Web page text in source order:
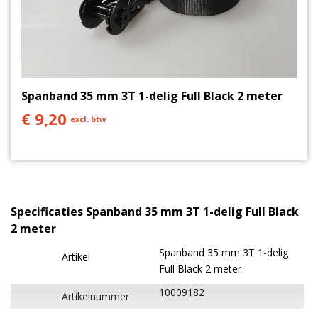
EN12195-2 normering. De spanbanden worden
gefabriceerd in Nederland. Daarnaast zijn de
spanbanden voorzien van een ingenaaid blauw
Heb je vragen of zoek je een maatwerk oplossing,
dan kun je contact opnemen via 0511 767 005
of mail.
Spanband 35 mm 3T 1-delig Full Black 2 meter
€ 9,20 excl. btw
Specificaties Spanband 35 mm 3T 1-delig Full Black
2 meter
Artikel
Spanband 35 mm 3T 1-delig
Full Black 2 meter
Artikelnummer 10009182